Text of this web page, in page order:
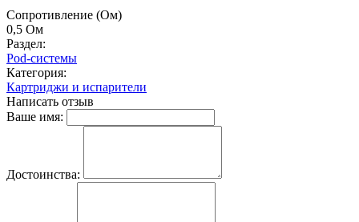
Cопротивление (Ом)
0,5 Ом
Раздел:
Pod-системы
Категория:
Картриджи и испарители
Написать отзыв
Ваше имя:
Достоинства: